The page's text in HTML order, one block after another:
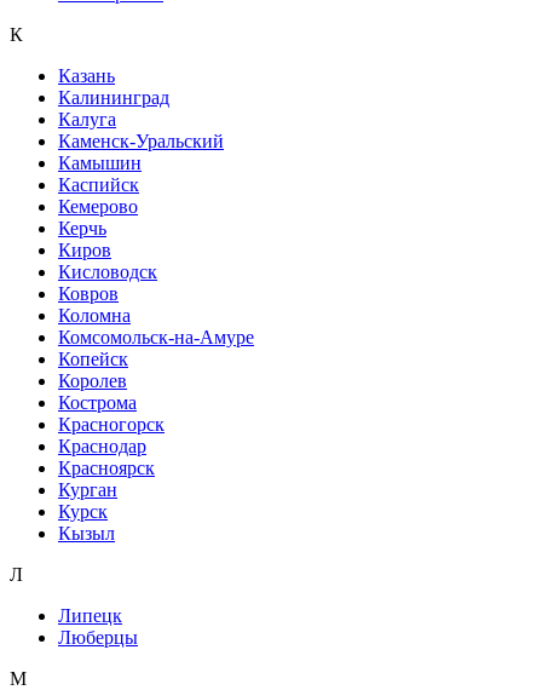
К
Казань
Калининград
Калуга
Каменск-Уральский
Камышин
Каспийск
Кемерово
Керчь
Киров
Кисловодск
Ковров
Коломна
Комсомольск-на-Амуре
Копейск
Королев
Кострома
Красногорск
Краснодар
Красноярск
Курган
Курск
Кызыл
Л
Липецк
Люберцы
М